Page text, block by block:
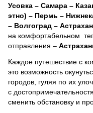
Усовка – Самара –
этно) – Пермь –
– Волгоград –
на комфортабельном
отправления –
Каждое путешествие с
это возможность
городов, гуляя по их
с
сменить обстановку и